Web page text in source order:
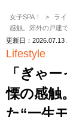
女子SPA！ ラ
感触。郊外の戸建
更新日：2026.07.13
Lifestyle
「ぎゃ
慄の感触
た“一生